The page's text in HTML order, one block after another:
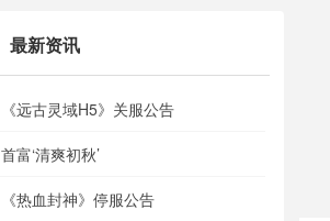
最新资讯
《远古灵域H5》关服公告
首富‘清爽初秋’
《热血封神》停服公告